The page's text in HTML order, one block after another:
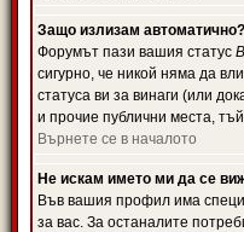
Защо излизам автоматично?
Форумът пази вашия статус
сигурно, че никой няма да
статуса ви за винаги (или
и прочие публични места,
Върнете се в началото
Не искам името ми да се
Във вашия профил има
за вас. За останалите